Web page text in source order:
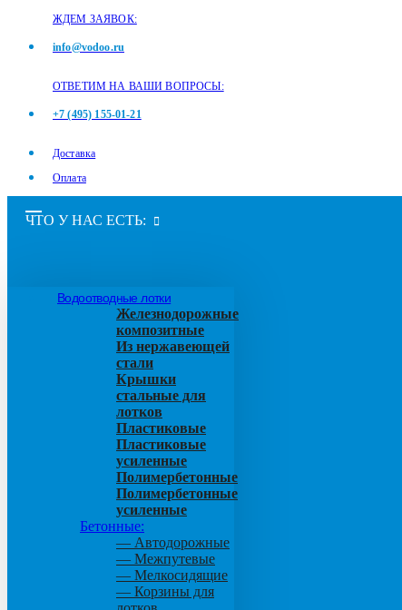
ЖДЕМ ЗАЯВОК:
info@vodoo.ru
ОТВЕТИМ НА ВАШИ ВОПРОСЫ:
+7 (495) 155-01-21
Доставка
Оплата
ЧТО У НАС ЕСТЬ:
Водоотводные лотки
Железнодорожные
композитные
Из нержавеющей
стали
Крышки
стальные для
лотков
Пластиковые
Пластиковые
усиленные
Полимербетонные
Полимербетонные
усиленные
Бетонные:
— Автодорожные
— Межпутевые
— Мелкосидящие
— Корзины для